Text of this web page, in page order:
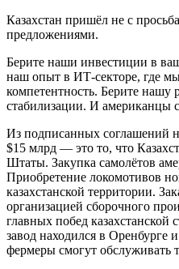
Казахстан пришёл не с
предложениями.
Берите наши инвестиции в
наш опыт в ИТ-секторе, где
компетентность. Берите нашу
стабилизации. И американцы
Из подписанных соглашений
$15 млрд — это то, что
Штаты. Закупка самолётов
Приобретение локомотивов
казахстанской территории.
организацией сборочного
главных побед казахстанской
завод находился в Оренбурге
фермеры смогут обслуживать